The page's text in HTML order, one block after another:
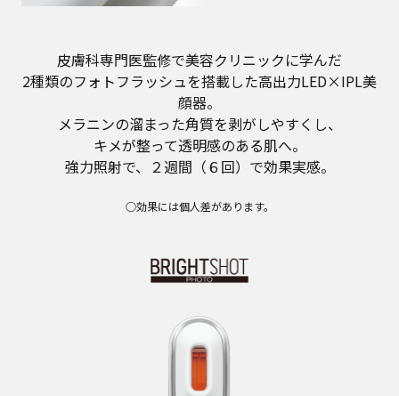
皮膚科専門医監修で美容クリニックに学んだ
2種類のフォトフラッシュを搭載した高出力LED×IPL美
顔器。
メラニンの溜まった角質を剥がしやすくし、
キメが整って透明感のある肌へ。
強力照射で、２週間（６回）で効果実感。
○効果には個人差があります。